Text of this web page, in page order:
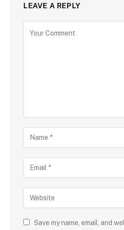
LEAVE A REPLY
Save my name, email, and